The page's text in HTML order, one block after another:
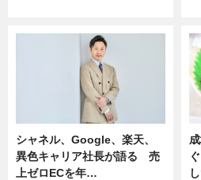
シャネル、Google、楽天、
異色キャリア社長が語る 売
上ゼロECを年…